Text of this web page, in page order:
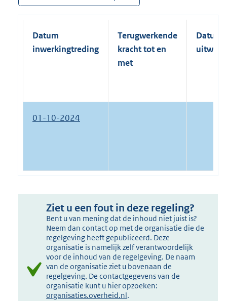
Datum
inwerkingtreding
Terugwerkende
kracht tot en
met
Datum
01-10-2024
Ziet u een fout in deze regeling?
Bent u van mening dat de inhoud niet juist is?
Neem dan contact op met de organisatie die de
regelgeving heeft gepubliceerd. Deze
organisatie is namelijk zelf verantwoordelijk
voor de inhoud van de regelgeving. De naam
van de organisatie ziet u bovenaan de
regelgeving. De contactgegevens van de
organisatie kunt u hier opzoeken:
organisaties.overheid.nl.